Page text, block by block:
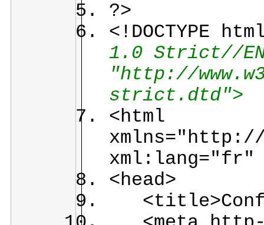
?>
<!DOCTYPE
1.0 Strict//
"http://
strict.dtd">
<html
xmlns="http://
xml:lang="fr"
<head>